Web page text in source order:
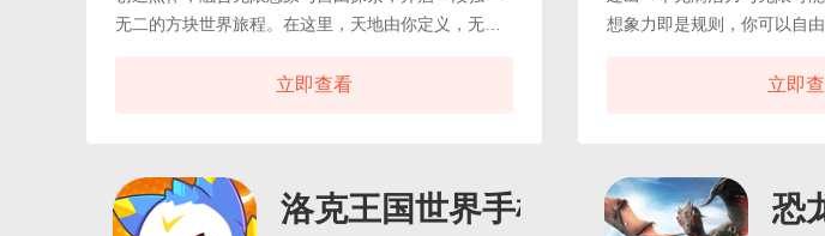
无二的方块世界旅程。在这里，天地由你定义，无论
壮丽的幻想城市，皆可通过一砖一瓦的堆砌，将脑海
亦可与好友联机同行，在黑夜中并肩对抗怪物，于矿
洞深处挖掘稀有资源，共同书写属于你们的传奇篇
立即查看
想象力即是规则，你可以自
可玩的体验;也可以畅玩由全
互动装置，总能带来耳目一
立即
洛克王国世界手机版 恐